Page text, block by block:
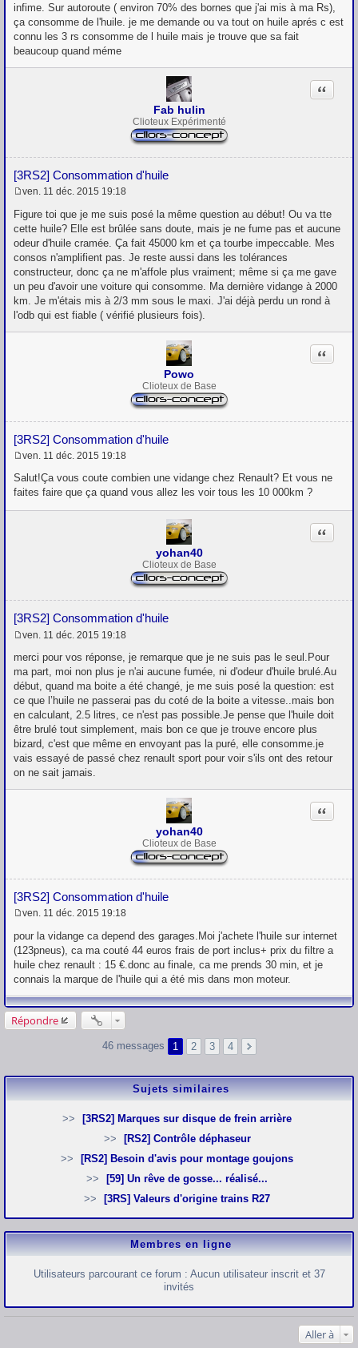
infime. Sur autoroute ( environ 70% des bornes que j'ai mis à ma Rs),
ça consomme de l'huile. je me demande ou va tout on huile aprés c est
connu les 3 rs consomme de l huile mais je trouve que sa fait
beaucoup quand méme
Fab hulin
Clioteux Expérimenté
[3RS2] Consommation d'huile
Citation
e
s
s
a
g
e
ven. 11 déc. 2015 19:18
Figure toi que je me suis posé la même question au début! Ou va tte
cette huile? Elle est brûlée sans doute, mais je ne fume pas et aucune
odeur d'huile cramée. Ça fait 45000 km et ça tourbe impeccable. Mes
consos n'amplifient pas. Je reste aussi dans les tolérances
constructeur, donc ça ne m'affole plus vraiment; même si ça me gave
un peu d'avoir une voiture qui consomme. Ma dernière vidange à 2000
km. Je m'étais mis à 2/3 mm sous le maxi. J'ai déjà perdu un rond à
l'odb qui est fiable ( vérifié plusieurs fois).
Powo
Clioteux de Base
[3RS2] Consommation d'huile
Citation
e
s
s
a
ven. 11 déc. 2015 19:18
Salut!Ça vous coute combien une vidange chez Renault? Et vous ne
faites faire que ça quand vous allez les voir tous les 10 000km ?
yohan40
Clioteux de Base
[3RS2] Consommation d'huile
Citation
e
s
a
g
e
ven. 11 déc. 2015 19:18
merci pour vos réponse, je remarque que je ne suis pas le seul.Pour
ma part, moi non plus je n'ai aucune fumée, ni d'odeur d'huile brulé.Au
début, quand ma boite a été changé, je me suis posé la question: est
ce que l’huile ne passerai pas du coté de la boite a vitesse..mais bon
en calculant, 2.5 litres, ce n'est pas possible.Je pense que l'huile doit
être brulé tout simplement, mais bon ce que je trouve encore plus
bizard, c'est que même en envoyant pas la puré, elle consomme.je
vais essayé de passé chez renault sport pour voir s'ils ont des retour
on ne sait jamais.
yohan40
Clioteux de Base
[3RS2] Consommation d'huile
Citation
e
s
s
a
g
ven. 11 déc. 2015 19:18
pour la vidange ca depend des garages.Moi j'achete l'huile sur internet
(123pneus), ca ma couté 44 euros frais de port inclus+ prix du filtre a
huile chez renault : 15 €.donc au finale, ca me prends 30 min, et je
connais la marque de l'huile qui a été mis dans mon moteur.
Répondre
46 messages 1 2 3 4
Sujets similaires
[3RS2] Marques sur disque de frein arrière
[RS2] Contrôle déphaseur
[RS2] Besoin d'avis pour montage goujons
[59] Un rêve de gosse... réalisé...
[3RS] Valeurs d'origine trains R27
Membres en ligne
Utilisateurs parcourant ce forum : Aucun utilisateur inscrit et 37
invités
Aller à